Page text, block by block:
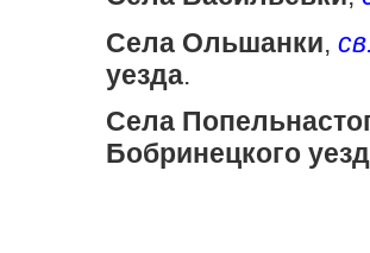
Села Ольшанки,
уезда.
Села
Бобринецкого